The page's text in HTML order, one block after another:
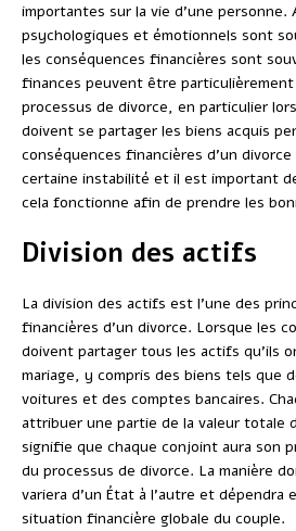
importantes sur la vie d’une
psychologiques et émotionnels sont
les conséquences financières sont
finances peuvent être
processus de divorce, en particulier
doivent se partager les biens acquis
conséquences financières d’un
certaine instabilité et il est important
cela fonctionne afin de prendre les
Division des actifs
La division des actifs est l’une des
financières d’un divorce. Lorsque les
doivent partager tous les actifs qu’ils
mariage, y compris des biens tels que
voitures et des comptes bancaires.
attribuer une partie de la valeur totale
signifie que chaque conjoint aura son
du processus de divorce. La manière
variera d’un État à l’autre et dépendra
situation financière globale du couple.